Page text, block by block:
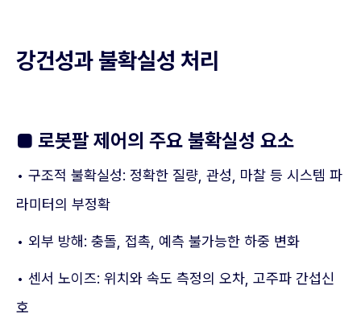
강건성과 불확실성 처리
■ 로봇팔 제어의 주요 불확실성 요소
• 구조적 불확실성: 정확한 질량, 관성, 마찰 등 시스템 파
라미터의 부정확
• 외부 방해: 충돌, 접촉, 예측 불가능한 하중 변화
• 센서 노이즈: 위치와 속도 측정의 오차, 고주파 간섭신
호